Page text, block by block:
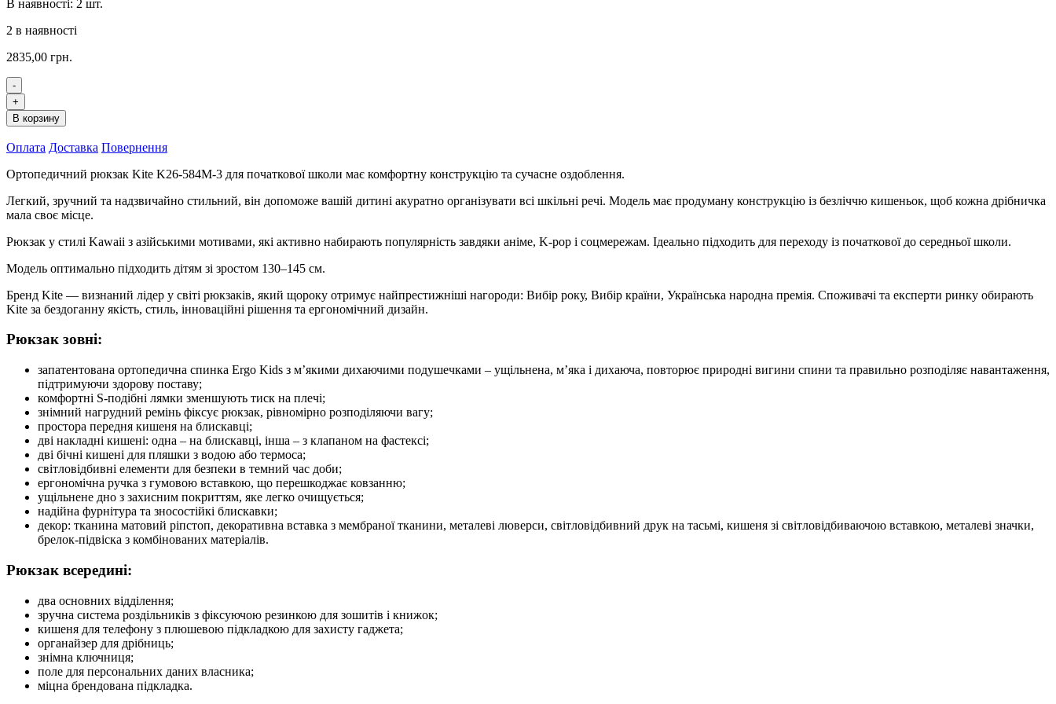
В наявності: 2 шт.
2 в наявності
2835,00 грн.
-
Рюкзак
Kite
Education
Urban
K26-
584M-
кількість
+
В корзину
Оплата Доставка Повернення
Ортопедичний рюкзак Kite K26-584M-3 для початкової школи має комфортну конструкцію та сучасне оздоблення.
Легкий, зручний та надзвичайно стильний, він допоможе вашій дитині акуратно організувати всі шкільні речі. Модель має продуману конструкцію із безліччю кишеньок, щоб кожна дрібничка
мала своє місце.
Рюкзак у стилі Kawaii з азійськими мотивами, які активно набирають популярність завдяки аніме, K-pop і соцмережам. Ідеально підходить для переходу із початкової до середньої школи.
Модель оптимально підходить дітям зі зростом 130–145 см.
Бренд Kite — визнаний лідер у світі рюкзаків, який щороку отримує найпрестижніші нагороди: Вибір року, Вибір країни, Українська народна премія. Споживачі та експерти ринку обирають
Kite за бездоганну якість, стиль, інноваційні рішення та ергономічний дизайн.
Рюкзак зовні:
запатентована ортопедична спинка Ergo Kids з м’якими дихаючими подушечками – ущільнена, м’яка і дихаюча, повторює природні вигини спини та правильно розподіляє навантаження,
підтримуючи здорову поставу;
комфортні S-подібні лямки зменшують тиск на плечі;
знімний нагрудний ремінь фіксує рюкзак, рівномірно розподіляючи вагу;
простора передня кишеня на блискавці;
дві накладні кишені: одна – на блискавці, інша – з клапаном на фастексі;
дві бічні кишені для пляшки з водою або термоса;
світловідбивні елементи для безпеки в темний час доби;
ергономічна ручка з гумовою вставкою, що перешкоджає ковзанню;
ущільнене дно з захисним покриттям, яке легко очищується;
надійна фурнітура та зносостійкі блискавки;
декор: тканина матовий ріпстоп, декоративна вставка з мембраної тканини, металеві люверси, світловідбивний друк на тасьмі, кишеня зі світловідбиваючою вставкою, металеві значки,
брелок-підвіска з комбінованих матеріалів.
Рюкзак всередині:
два основних відділення;
зручна система роздільників з фіксуючою резинкою для зошитів і книжок;
кишеня для телефону з плюшевою підкладкою для захисту гаджета;
органайзер для дрібниць;
знімна ключниця;
поле для персональних даних власника;
міцна брендована підкладка.